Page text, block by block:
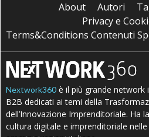
About Autori
Privacy e
Terms&Conditions Contenuti
Nextwork360 è il più grande
B2B dedicati ai temi della
dell’Innovazione Imprenditoriale. Ha
cultura digitale e imprenditoriale